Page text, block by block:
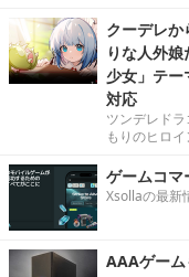
クーデレ
りな人外
少女」テ
対応
ツンデレド
もりのヒロ
ゲームコ
Xsollaの最新
AAAゲー